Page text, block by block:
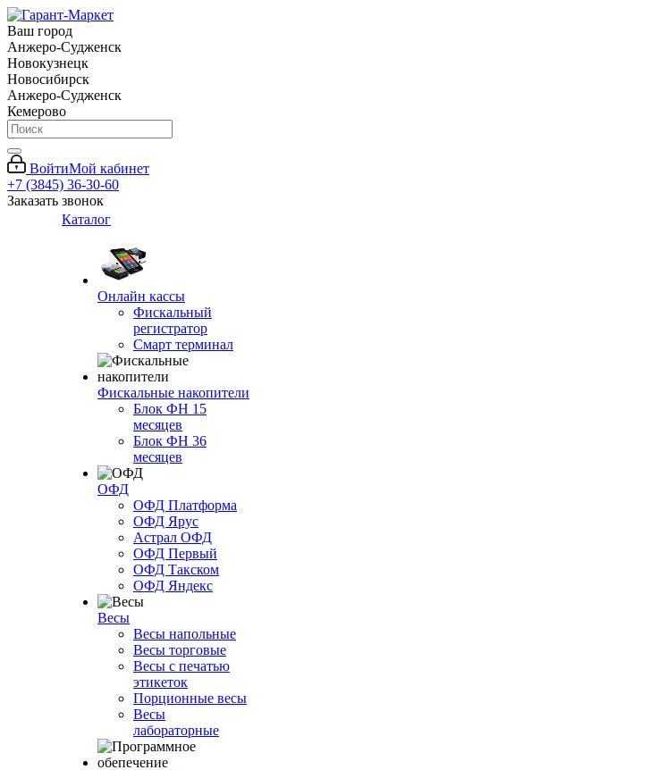
Ваш город
Анжеро-Судженск
Новокузнецк
Новосибирск
Анжеро-Судженск
Кемерово
ВойтиМой кабинет
+7 (3845) 36-30-60
Заказать звонок
Каталог
Онлайн кассы
Фискальный
регистратор
Смарт терминал
Фискальные накопители
Блок ФН 15
месяцев
Блок ФН 36
месяцев
ОФД
ОФД Платформа
ОФД Ярус
Астрал ОФД
ОФД Первый
ОФД Такском
ОФД Яндекс
Весы
Весы напольные
Весы торговые
Весы с печатью
этикеток
Порционные весы
Весы
лабораторные